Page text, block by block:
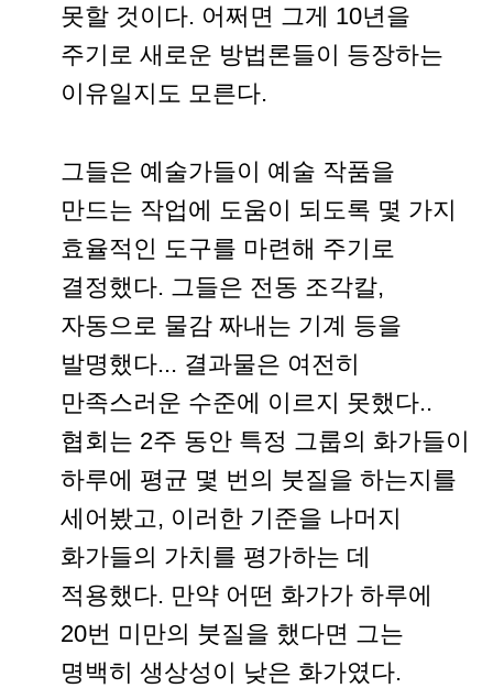
못할 것이다. 어쩌면 그게 10년을
주기로 새로운 방법론들이 등장하는
이유일지도 모른다.
그들은 예술가들이 예술 작품을
만드는 작업에 도움이 되도록 몇 가지
효율적인 도구를 마련해 주기로
결정했다. 그들은 전동 조각칼,
자동으로 물감 짜내는 기계 등을
발명했다... 결과물은 여전히
만족스러운 수준에 이르지 못했다..
협회는 2주 동안 특정 그룹의 화가들이
하루에 평균 몇 번의 붓질을 하는지를
세어봤고, 이러한 기준을 나머지
화가들의 가치를 평가하는 데
적용했다. 만약 어떤 화가가 하루에
20번 미만의 붓질을 했다면 그는
명백히 생상성이 낮은 화가였다.